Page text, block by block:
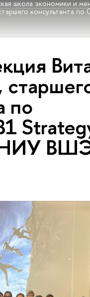
школа экономики и
консультанта
по
НИУ